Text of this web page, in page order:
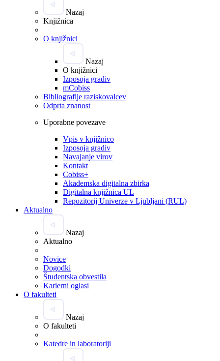
Nazaj
Knjižnica
O knjižnici
Nazaj
O knjižnici
Izposoja gradiv
mCobiss
Bibliografije raziskovalcev
Odprta znanost
Uporabne povezave
Vpis v knjižnico
Izposoja gradiv
Navajanje virov
Kontakt
Cobiss+
Akademska digitalna zbirka
Digitalna knjižnica UL
Repozitorij Univerze v Ljubljani (RUL)
Aktualno
Nazaj
Aktualno
Novice
Dogodki
Študentska obvestila
Karierni oglasi
O fakulteti
Nazaj
O fakulteti
Katedre in laboratoriji